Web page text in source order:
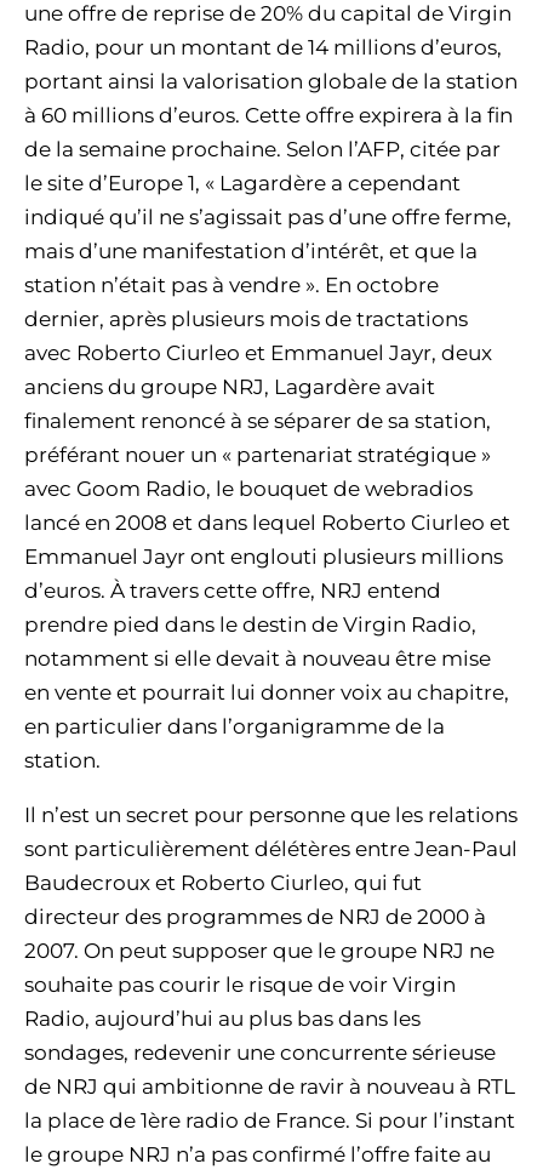
une offre de reprise de 20% du capital de Virgin
Radio, pour un montant de 14 millions d’euros,
portant ainsi la valorisation globale de la station
à 60 millions d’euros. Cette offre expirera à la fin
de la semaine prochaine. Selon l’AFP, citée par
le site d’Europe 1, « Lagardère a cependant
indiqué qu’il ne s’agissait pas d’une offre ferme,
mais d’une manifestation d’intérêt, et que la
station n’était pas à vendre ». En octobre
dernier, après plusieurs mois de tractations
avec Roberto Ciurleo et Emmanuel Jayr, deux
anciens du groupe NRJ, Lagardère avait
finalement renoncé à se séparer de sa station,
préférant nouer un « partenariat stratégique »
avec Goom Radio, le bouquet de webradios
lancé en 2008 et dans lequel Roberto Ciurleo et
Emmanuel Jayr ont englouti plusieurs millions
d’euros. À travers cette offre, NRJ entend
prendre pied dans le destin de Virgin Radio,
notamment si elle devait à nouveau être mise
en vente et pourrait lui donner voix au chapitre,
en particulier dans l’organigramme de la
station.
Il n’est un secret pour personne que les relations
sont particulièrement délétères entre Jean-Paul
Baudecroux et Roberto Ciurleo, qui fut
directeur des programmes de NRJ de 2000 à
2007. On peut supposer que le groupe NRJ ne
souhaite pas courir le risque de voir Virgin
Radio, aujourd’hui au plus bas dans les
sondages, redevenir une concurrente sérieuse
de NRJ qui ambitionne de ravir à nouveau à RTL
la place de 1ère radio de France. Si pour l’instant
le groupe NRJ n’a pas confirmé l’offre faite au